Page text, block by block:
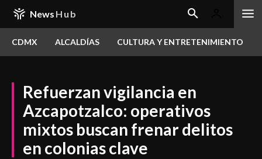
News Hub
CDMX ALCALDÍAS CULTURA Y ENTRETENIMIENTO
Refuerzan vigilancia en
Azcapotzalco: operativos
mixtos buscan frenar delitos
en colonias clave